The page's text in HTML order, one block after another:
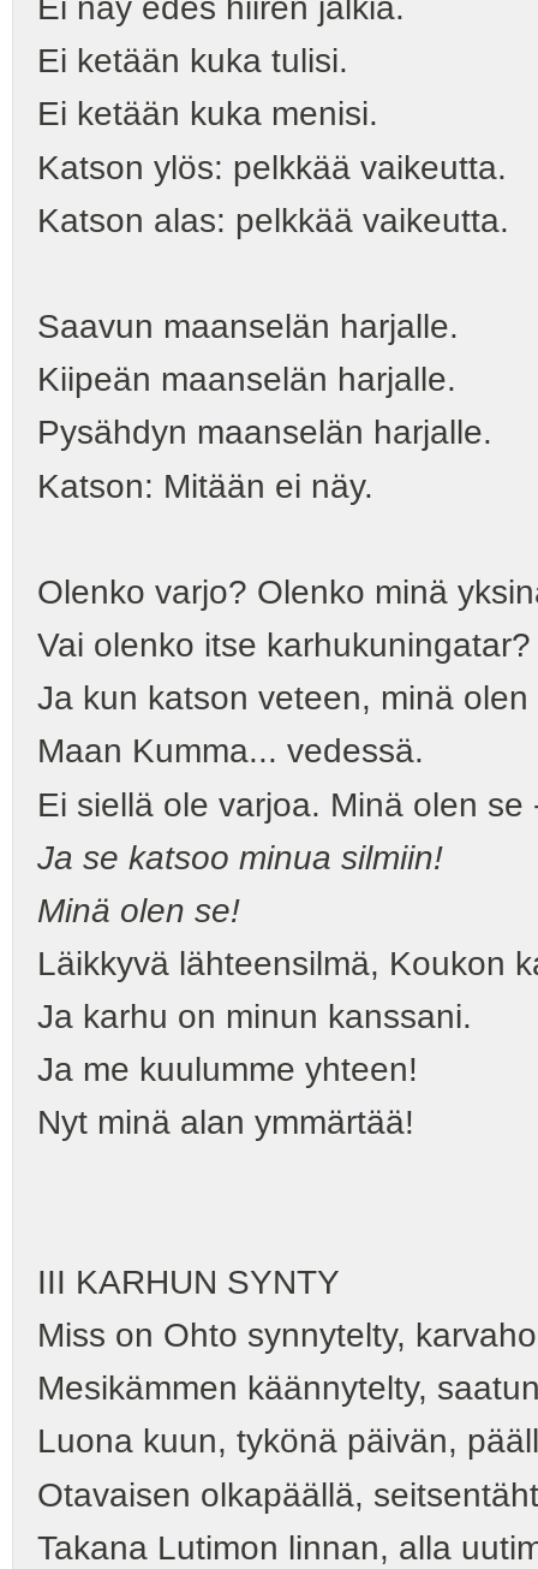
Ei näy edes hiiren jälkiä.
Ei ketään kuka tulisi.
Ei ketään kuka menisi.
Katson ylös: pelkkää vaikeutta.
Katson alas: pelkkää vaikeutta.
Saavun maanselän harjalle.
Kiipeän maanselän harjalle.
Pysähdyn maanselän harjalle.
Katson: Mitään ei näy.
Olenko varjo? Olenko minä
Vai olenko itse karhukuningatar?
Ja kun katson veteen, minä olen
Maan Kumma... vedessä.
Ei siellä ole varjoa. Minä olen se
Ja se katsoo minua silmiin!
Minä olen se!
Läikkyvä lähteensilmä, Koukon
Ja karhu on minun kanssani.
Ja me kuulumme yhteen!
Nyt minä alan ymmärtää!
III KARHUN SYNTY
Miss on Ohto synnytelty,
Mesikämmen käännytelty,
Luona kuun, tykönä päivän,
Otavaisen olkapäällä,
Takana Lutimon linnan, alla